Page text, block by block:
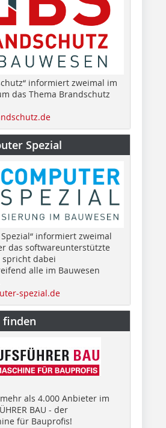
informiert zweimal im
das Thema Brandschutz
Spezial
informiert zweimal
das softwareunterstützte
spricht dabei
alle im Bauwesen
spezial.de
als 4.000 Anbieter im
BAU - der
für Bauprofis!